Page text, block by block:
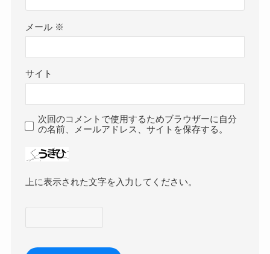
メール ※
サイト
次回のコメントで使用するためブラウザーに自分
の名前、メールアドレス、サイトを保存する。
上に表示された文字を入力してください。